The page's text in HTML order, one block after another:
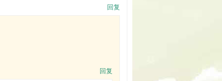
回复
回复